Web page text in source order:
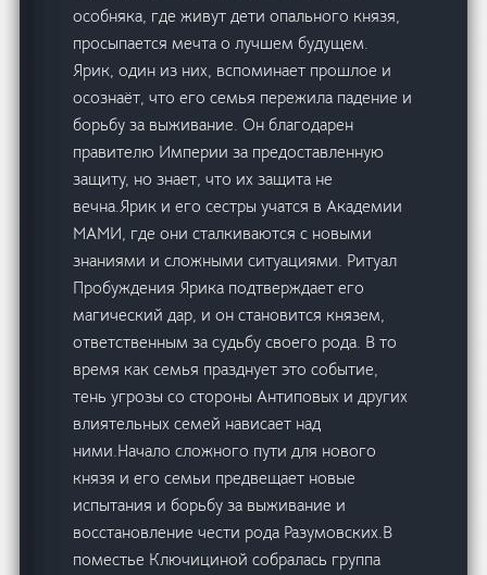
особняка, где живут дети опального князя,
просыпается мечта о лучшем будущем.
Ярик, один из них, вспоминает прошлое и
осознаёт, что его семья пережила падение и
борьбу за выживание. Он благодарен
правителю Империи за предоставленную
защиту, но знает, что их защита не
вечна.Ярик и его сестры учатся в Академии
МАМИ, где они сталкиваются с новыми
знаниями и сложными ситуациями. Ритуал
Пробуждения Ярика подтверждает его
магический дар, и он становится князем,
ответственным за судьбу своего рода. В то
время как семья празднует это событие,
тень угрозы со стороны Антиповых и других
влиятельных семей нависает над
ними.Начало сложного пути для нового
князя и его семьи предвещает новые
испытания и борьбу за выживание и
восстановление чести рода Разумовских.В
поместье Ключициной собралась группа